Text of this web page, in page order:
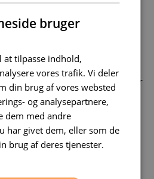
er også en
Alle vores udviklere er
Det betyder, at du får
opgaven, når du samarbejder
er at hjælpe dig netop dér,
til at implementere
setup? En erfaren
bruger
at tilpasse indhold,
vores trafik. Vi deler
din brug af vores websted
og analysepartnere,
dem med andre
har givet dem, eller som de
brug af deres tjenester.